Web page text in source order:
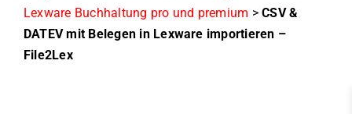
Lexware Buchhaltung pro und premium >CSV &
DATEV mit Belegen in Lexware importieren –
File2Lex